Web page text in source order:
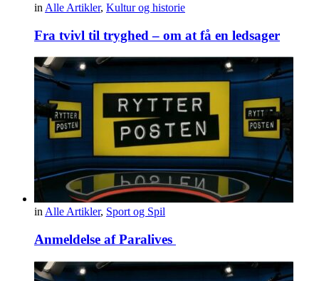
in Alle Artikler, Kultur og historie
Fra tvivl til tryghed – om at få en ledsager
inAlle Artikler, Sport og Spil
Anmeldelse af Paralives